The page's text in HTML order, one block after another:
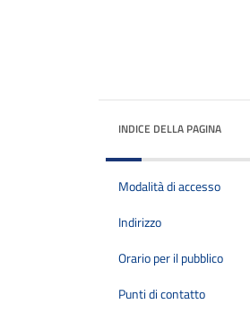
INDICE DELLA PAGINA
Modalità di accesso
Indirizzo
Orario per il pubblico
Punti di contatto